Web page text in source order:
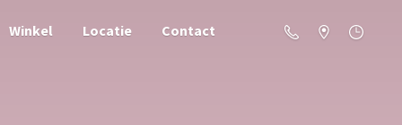
Winkel Locatie Contact